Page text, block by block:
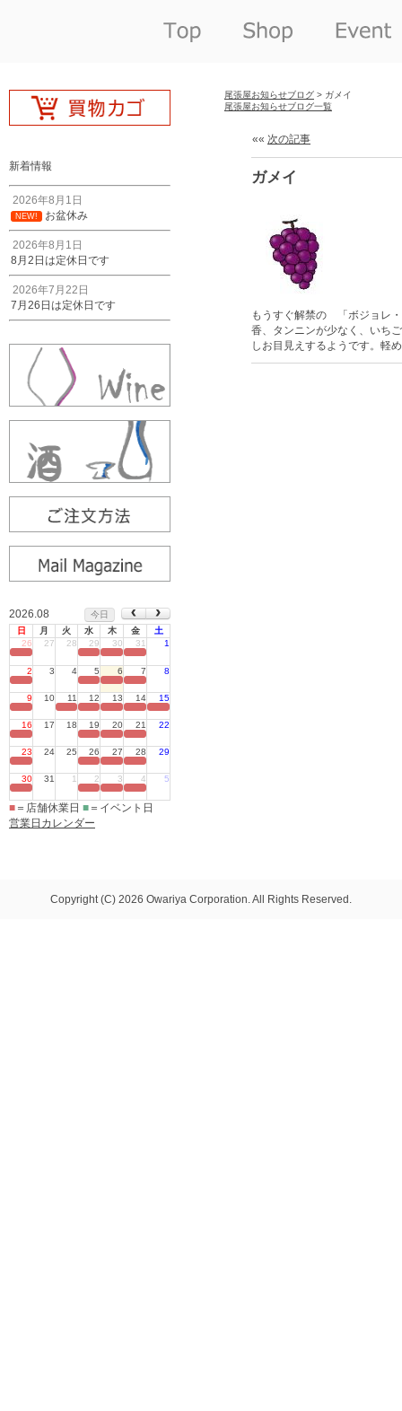
新着情報
2026年8月1日
NEW! お盆休み
2026年8月1日
8月2日は定休日です
2026年7月22日
7月26日は定休日です
2026.08
今日
日
月 火 水 木 金
土
26
27 28 29 30 31 1
2 3 4 5 6 7 8
9 10 11 12 13 14 15
16 17 18 19 20 21 22
23 24 25 26 27 28 29
30 31 1 2 3 4 5
■ ＝店舗休業日 ■ ＝イベント日
営業日カレンダー
尾張屋お知らせブログ > ガメイ
尾張屋お知らせブログ一覧
«« 次の記事
ガメイ
もうすぐ解禁の 「ボジョレ
香、タンニンが少なく、いち
しお目見えするようです。
Copyright (C) 2026 Owariya Corporation. All Rights Reserved.